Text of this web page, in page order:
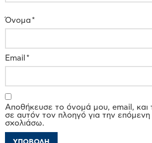
Όνομα *
Email *
Αποθήκευσε το όνομά μου, email, και
σε αυτόν τον πλοηγό για την
σχολιάσω.